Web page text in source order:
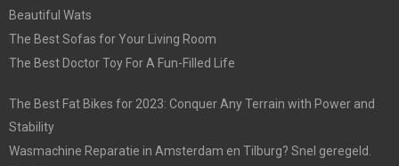
Beautiful Wats
The Best Sofas for Your Living Room
The Best Doctor Toy For A Fun-Filled Life
The Best Fat Bikes for 2023: Conquer Any Terrain with Power and
Stability
Wasmachine Reparatie in Amsterdam en Tilburg? Snel geregeld.